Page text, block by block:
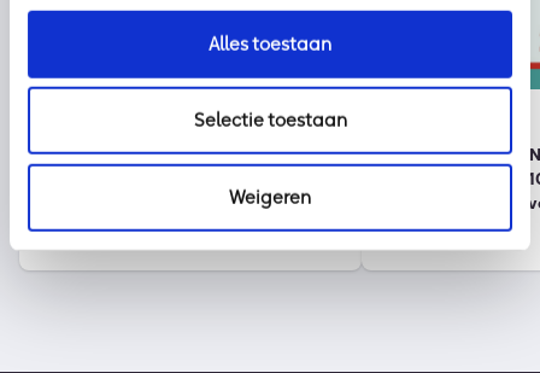
Alles toestaan
Selectie toestaan
Weigeren
Nieuws
Klaar voor vakantie? Zo houd je
kpn
Onze partner
wereldwijde top
duurzame